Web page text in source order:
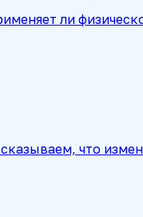
ли
что